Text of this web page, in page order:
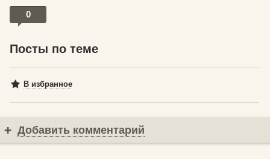
0
Посты по теме
В избранное
Добавить комментарий